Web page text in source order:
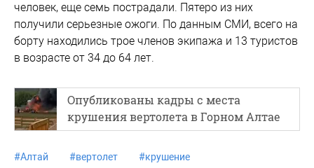
человек, еще семь пострадали. Пятеро из них
получили серьезные ожоги. По данным СМИ, всего на
борту находились трое членов экипажа и 13 туристов
в возрасте от 34 до 64 лет.
Опубликованы кадры с места
крушения вертолета в Горном Алтае
#Алтай #вертолет #крушение